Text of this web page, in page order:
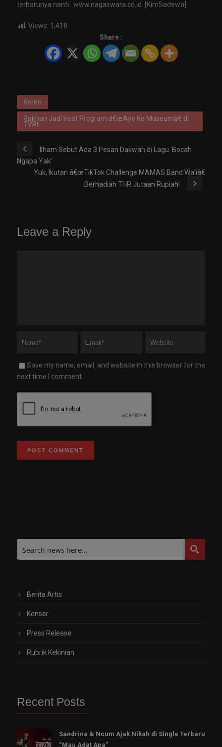
terbarunya nanti. www.nagaswara.co.id [KimSadewa]
Views: 1,418
Share :
Keren
Rakhan Jadi Host Program â€œAyo Ke Museumâ€ di
TVRI!
Ilham Sebut Ada 3 Pesan Dakwah di Lagu ‘Bocah
Ngapa Yak’
Yuk, Ikutan â€œTikTok Challenge MAMAS Band Waliâ€
Berhadiah THR Jutaan Rupiah!
Leave a Reply
Save my name, email, and website in this browser for the
next time I comment.
Berita Artis
Konser
Press Release
Rubrik Kekinian
Recent Posts
Sandrina & Ncum Ajak Nikah di Single Terbaru
“Mau Adat Apa”